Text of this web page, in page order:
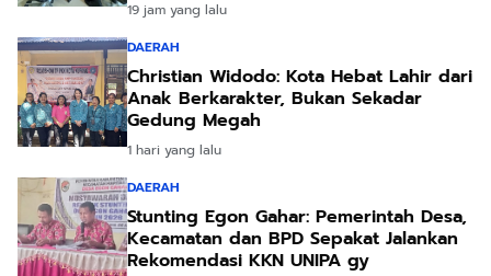
19 jam yang lalu
DAERAH
Christian Widodo: Kota Hebat Lahir dari
Anak Berkarakter, Bukan Sekadar
Gedung Megah
1 hari yang lalu
DAERAH
Stunting Egon Gahar: Pemerintah Desa,
Kecamatan dan BPD Sepakat Jalankan
Rekomendasi KKN UNIPA gy